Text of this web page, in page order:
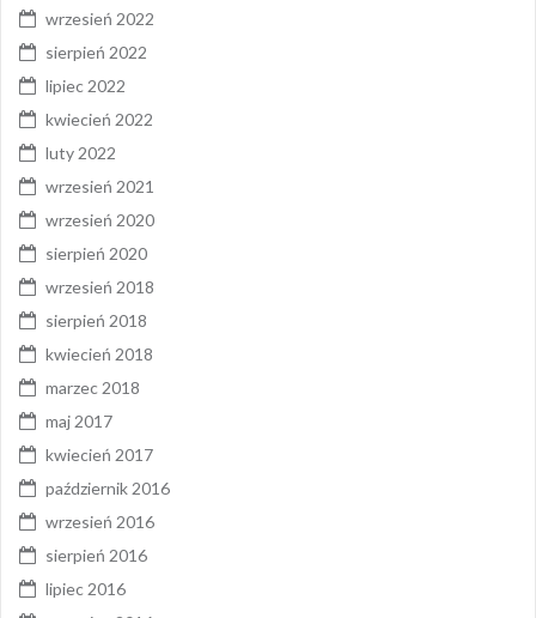
wrzesień 2022
sierpień 2022
lipiec 2022
kwiecień 2022
luty 2022
wrzesień 2021
wrzesień 2020
sierpień 2020
wrzesień 2018
sierpień 2018
kwiecień 2018
marzec 2018
maj 2017
kwiecień 2017
październik 2016
wrzesień 2016
sierpień 2016
lipiec 2016